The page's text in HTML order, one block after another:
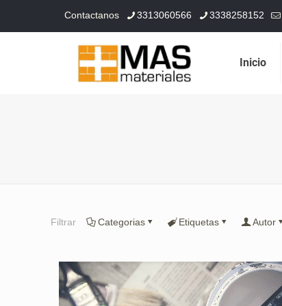
Contactanos 3313060566 3338258152
Inicio
Filtrar Categorias Etiquetas Autor